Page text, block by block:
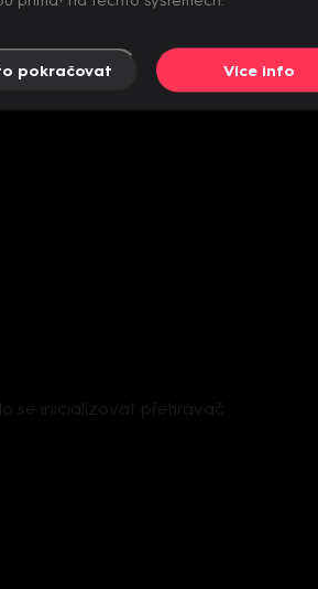
se inicializovat přehrávač
pokračovat Více info